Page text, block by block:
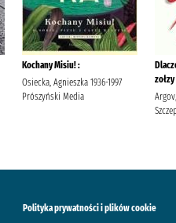
Kochany Misiu! :
Osiecka, Agnieszka 1936-1997
Prószyński Media
zołzy
Polityka prywatności i plików cookie